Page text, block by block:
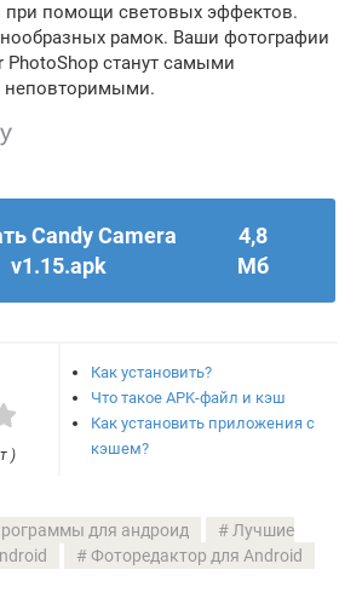
при помощи световых эффектов.
рамок. Ваши фотографии
PhotoShop станут самыми
неповторимыми.
Candy Camera
v1.15.apk
4,8
Мб
)
Как установить?
Что такое APK-файл и кэш
Как установить приложения с
кэшем?
для андроид
Лучшие
Фоторедактор для Android